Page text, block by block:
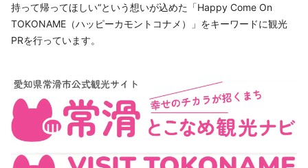
持って帰ってほしい“という想いが込めた「Happy Come On
TOKONAME（ハッピーカモントコナメ）」をキーワードに観光
PRを行っています。